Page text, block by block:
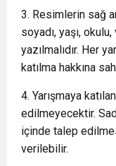
3. Resimlerin sağ
soyadı, yaşı,
yazılmalıdır. Her
katılma hakkına
4. Yarışmaya
edilmeyecektir.
içinde talep
verilebilir.